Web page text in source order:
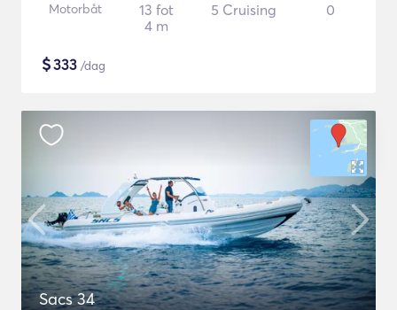
Motorbåt
13 fot
4 m
5 Cruising 0
$333 /dag
Sacs 34